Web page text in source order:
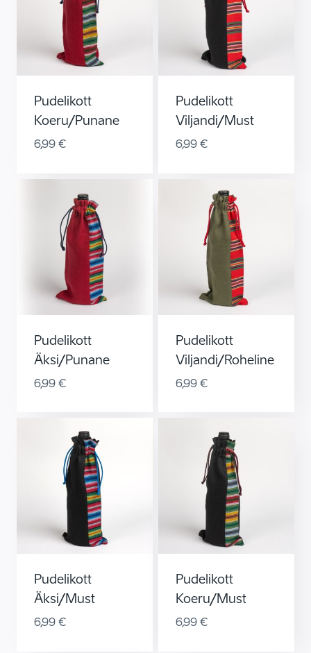
Pudelikott
Koeru/punane
6,99 €
Pudelikott
Viljandi/must
6,99 €
Pudelikott
Äksi/punane
6,99 €
Pudelikott
Viljandi/roheline
6,99 €
Pudelikott
Äksi/must
6,99 €
Pudelikott
Koeru/must
6,99 €